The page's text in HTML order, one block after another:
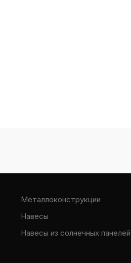
Металлоконструкции
Навесы
Навесы из солнечных панелей